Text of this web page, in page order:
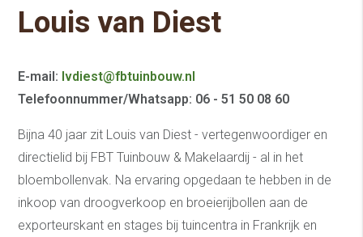
Louis van Diest
E-mail: lvdiest@fbtuinbouw.nl
Telefoonnummer/Whatsapp: 06 - 51 50 08 60
Bijna 40 jaar zit Louis van Diest - vertegenwoordiger en
directielid bij FBT Tuinbouw & Makelaardij - al in het
bloembollenvak. Na ervaring opgedaan te hebben in de
inkoop van droogverkoop en broeierijbollen aan de
exporteurskant en stages bij tuincentra in Frankrijk en